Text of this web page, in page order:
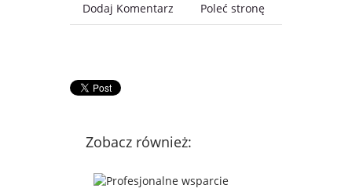
Dodaj Komentarz Poleć stronę
Zobacz również: